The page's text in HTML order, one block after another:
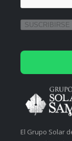
El Grupo Solar